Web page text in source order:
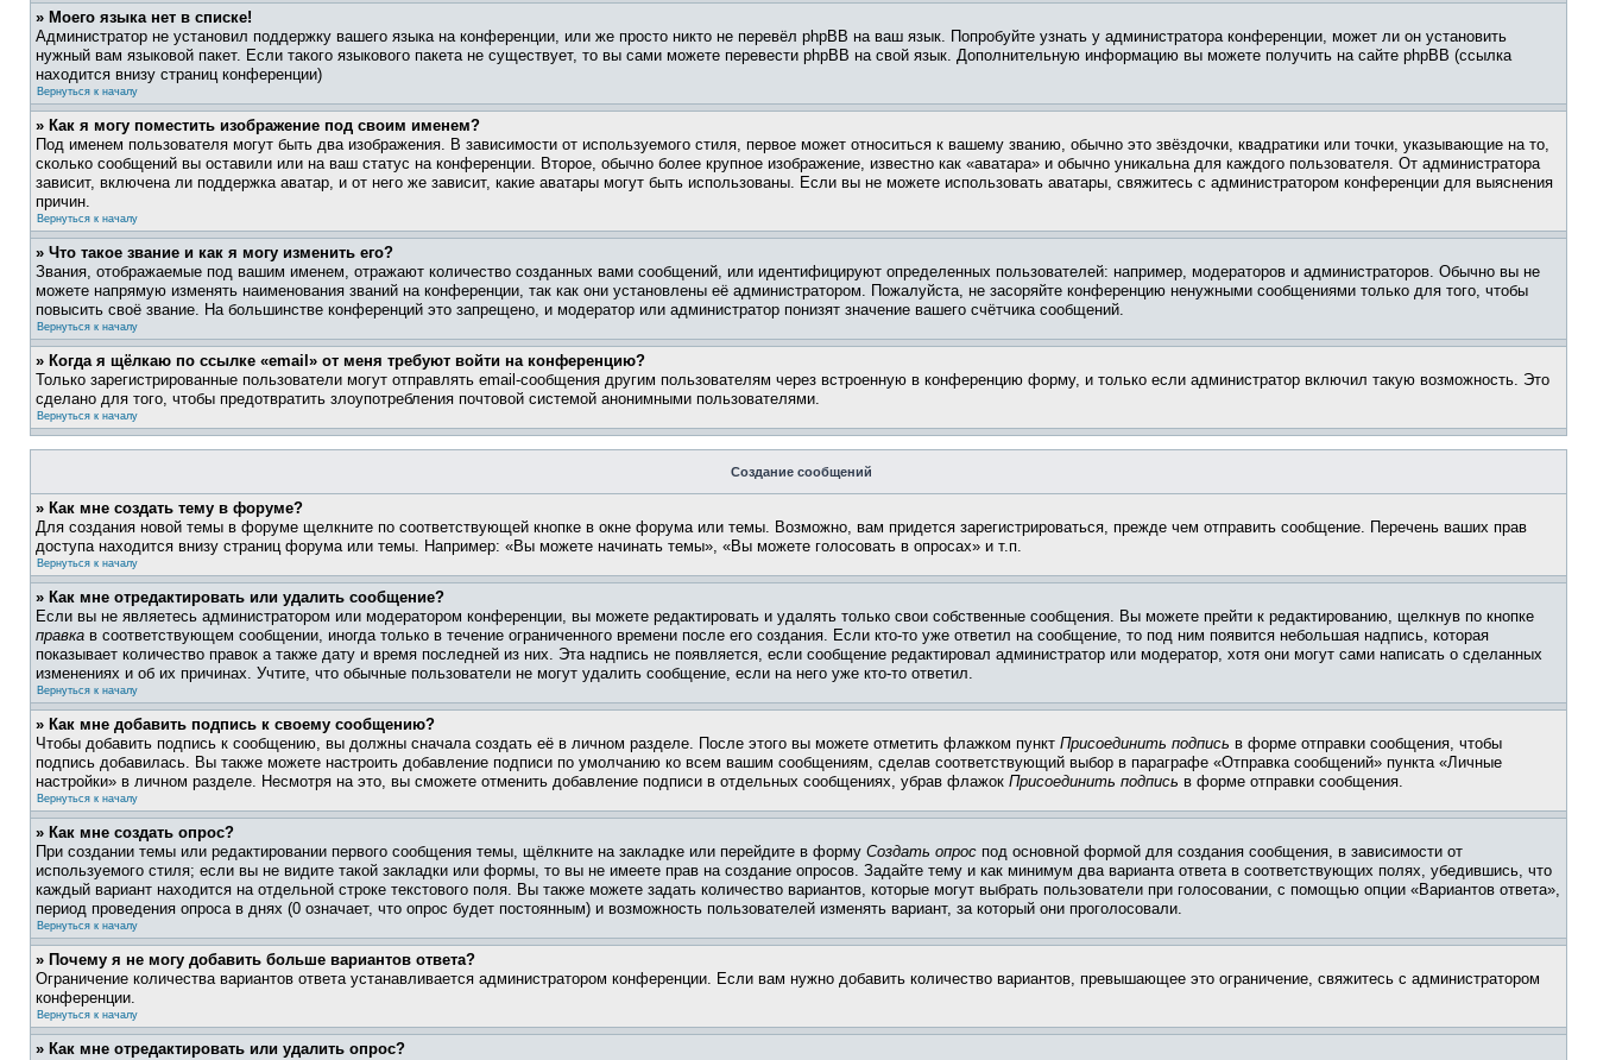
» Моего языка нет в списке!
Администратор не установил поддержку вашего языка на конференции, или же просто никто не перевёл phpBB на ваш язык. Попробуйте узнать у администратора конференции, может ли он установить
нужный вам языковой пакет. Если такого языкового пакета не существует, то вы сами можете перевести phpBB на свой язык. Дополнительную информацию вы можете получить на сайте phpBB (ссылка
находится внизу страниц конференции)
Вернуться к началу
» Как я могу поместить изображение под своим именем?
Под именем пользователя могут быть два изображения. В зависимости от используемого стиля, первое может относиться к вашему званию, обычно это звёздочки, квадратики или точки, указывающие на то,
сколько сообщений вы оставили или на ваш статус на конференции. Второе, обычно более крупное изображение, известно как «аватара» и обычно уникальна для каждого пользователя. От администратора
зависит, включена ли поддержка аватар, и от него же зависит, какие аватары могут быть использованы. Если вы не можете использовать аватары, свяжитесь с администратором конференции для выяснения
причин.
Вернуться к началу
» Что такое звание и как я могу изменить его?
Звания, отображаемые под вашим именем, отражают количество созданных вами сообщений, или идентифицируют определенных пользователей: например, модераторов и администраторов. Обычно вы не
можете напрямую изменять наименования званий на конференции, так как они установлены её администратором. Пожалуйста, не засоряйте конференцию ненужными сообщениями только для того, чтобы
повысить своё звание. На большинстве конференций это запрещено, и модератор или администратор понизят значение вашего счётчика сообщений.
Вернуться к началу
» Когда я щёлкаю по ссылке «email» от меня требуют войти на конференцию?
Только зарегистрированные пользователи могут отправлять email-сообщения другим пользователям через встроенную в конференцию форму, и только если администратор включил такую возможность. Это
сделано для того, чтобы предотвратить злоупотребления почтовой системой анонимными пользователями.
Вернуться к началу
Создание сообщений
» Как мне создать тему в форуме?
Для создания новой темы в форуме щелкните по соответствующей кнопке в окне форума или темы. Возможно, вам придется зарегистрироваться, прежде чем отправить сообщение. Перечень ваших прав
доступа находится внизу страниц форума или темы. Например: «Вы можете начинать темы», «Вы можете голосовать в опросах» и т.п.
Вернуться к началу
» Как мне отредактировать или удалить сообщение?
Если вы не являетесь администратором или модератором конференции, вы можете редактировать и удалять только свои собственные сообщения. Вы можете прейти к редактированию, щелкнув по кнопке
правка в соответствующем сообщении, иногда только в течение ограниченного времени после его создания. Если кто-то уже ответил на сообщение, то под ним появится небольшая надпись, которая
показывает количество правок а также дату и время последней из них. Эта надпись не появляется, если сообщение редактировал администратор или модератор, хотя они могут сами написать о сделанных
изменениях и об их причинах. Учтите, что обычные пользователи не могут удалить сообщение, если на него уже кто-то ответил.
Вернуться к началу
» Как мне добавить подпись к своему сообщению?
Чтобы добавить подпись к сообщению, вы должны сначала создать её в личном разделе. После этого вы можете отметить флажком пункт Присоединить подпись в форме отправки сообщения, чтобы
подпись добавилась. Вы также можете настроить добавление подписи по умолчанию ко всем вашим сообщениям, сделав соответствующий выбор в параграфе «Отправка сообщений» пункта «Личные
настройки» в личном разделе. Несмотря на это, вы сможете отменить добавление подписи в отдельных сообщениях, убрав флажок Присоединить подпись в форме отправки сообщения.
Вернуться к началу
» Как мне создать опрос?
При создании темы или редактировании первого сообщения темы, щёлкните на закладке или перейдите в форму Создать опрос под основной формой для создания сообщения, в зависимости от
используемого стиля; если вы не видите такой закладки или формы, то вы не имеете прав на создание опросов. Задайте тему и как минимум два варианта ответа в соответствующих полях, убедившись, что
каждый вариант находится на отдельной строке текстового поля. Вы также можете задать количество вариантов, которые могут выбрать пользователи при голосовании, с помощью опции «Вариантов ответа»,
период проведения опроса в днях (0 означает, что опрос будет постоянным) и возможность пользователей изменять вариант, за который они проголосовали.
Вернуться к началу
» Почему я не могу добавить больше вариантов ответа?
Ограничение количества вариантов ответа устанавливается администратором конференции. Если вам нужно добавить количество вариантов, превышающее это ограничение, свяжитесь с администратором
конференции.
Вернуться к началу
» Как мне отредактировать или удалить опрос?